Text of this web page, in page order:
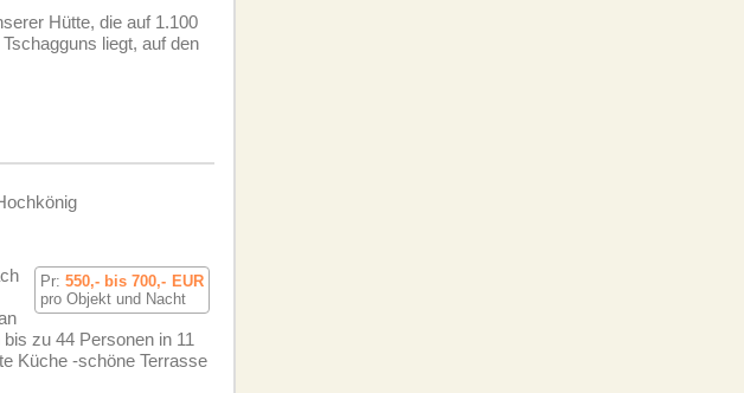
Hütte, die auf 1.100
liegt, auf den
Pr: 550,- bis 700,- EUR
pro Objekt und Nacht
zu 44 Personen in 11
Küche -schöne Terrasse